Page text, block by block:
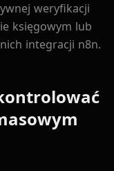
weryfikacji
księgowym lub
integracji n8n.